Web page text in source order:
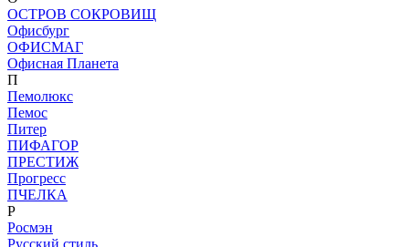
ОСТРОВ СОКРОВИЩ
Офисбург
ОФИСМАГ
Офисная Планета
П
Пемолюкс
Пемос
Питер
ПИФАГОР
ПРЕСТИЖ
Прогресс
ПЧЕЛКА
Р
Росмэн
Русский стиль